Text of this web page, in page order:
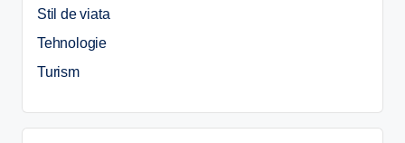
Stil de viata
Tehnologie
Turism